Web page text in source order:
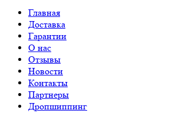
Главная
Доставка
Гарантии
О нас
Отзывы
Новости
Контакты
Партнеры
Дропшиппинг